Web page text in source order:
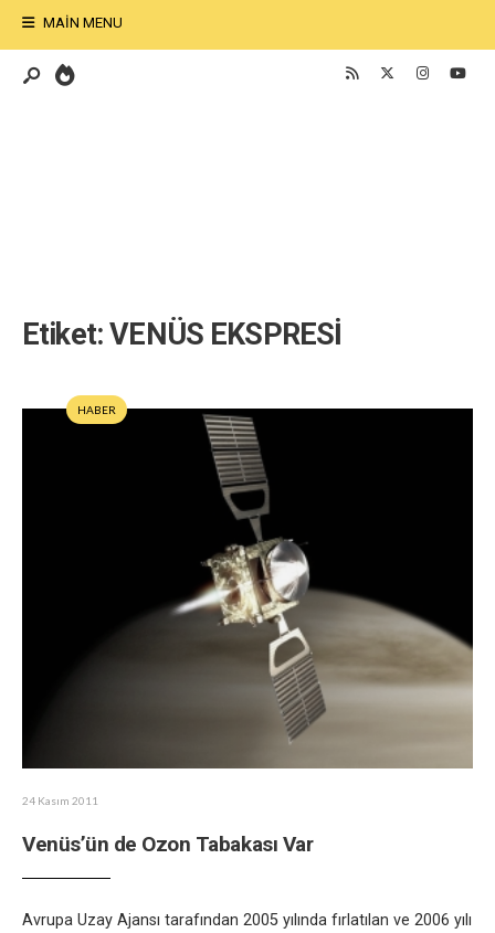
MAIN MENU
Etiket:VENÜS EKSPRESİ
HABER
24 Kasım 2011
Venüs’ün de Ozon Tabakası Var
Avrupa Uzay Ajansı tarafından 2005 yılında fırlatılan ve 2006 yılı